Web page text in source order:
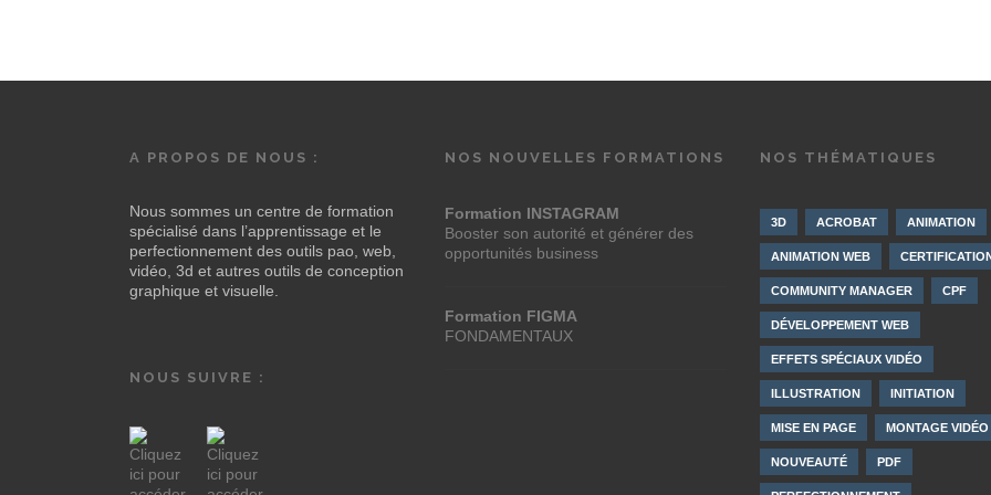
A PROPOS DE NOUS :
Nous sommes un centre de formation
spécialisé dans l’apprentissage et le
perfectionnement des outils pao, web,
vidéo, 3d et autres outils de conception
graphique et visuelle.
NOUS SUIVRE :
NOS NOUVELLES FORMATIONS
Formation INSTAGRAM
Booster son autorité et générer des
opportunités business
Formation FIGMA
FONDAMENTAUX
NOS THÉMATIQUES
3D ACROBAT ANIMATION
ANIMATION WEB
COMMUNITY MANAGER CPF
DÉVELOPPEMENT WEB
EFFETS SPÉCIAUX VIDÉO
ILLUSTRATION INITIATION
MISE EN PAGE MONTAGE VIDÉO
NOUVEAUTÉ PDF